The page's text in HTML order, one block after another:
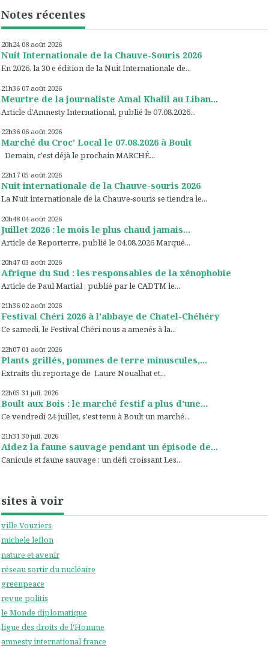
Notes récentes
20h24 08 août 2026
Nuit Internationale de la Chauve-Souris 2026
En 2026, la 30 e édition de la Nuit Internationale de...
21h36 07 août 2026
Meurtre de la journaliste Amal Khalil au Liban...
Article d’Amnesty International, publié le 07.08.2026...
22h36 06 août 2026
Marché du Croc' Local le 07.08.2026 à Boult
Demain, c'est déjà le prochain MARCHÉ...
22h17 05 août 2026
Nuit internationale de la Chauve-souris 2026
La Nuit internationale de la Chauve-souris se tiendra le...
20h48 04 août 2026
Juillet 2026 : le mois le plus chaud jamais...
Article de Reporterre, publié le 04.08.2026 Marqué...
20h47 03 août 2026
Afrique du Sud : les responsables de la xénophobie
Article de Paul Martial , publié par le CADTM le...
21h36 02 août 2026
Festival Chéri 2026 à l'abbaye de Chatel-Chéhéry
Ce samedi, le Festival Chéri nous a amenés à la...
22h07 01 août 2026
Plants grillés, pommes de terre minuscules,...
Extraits du reportage de Laure Noualhat et...
22h05 31 juil. 2026
Boult aux Bois : le marché festif a plus d'une...
Ce vendredi 24 juillet, s'est tenu à Boult un marché...
21h31 30 juil. 2026
Aidez la faune sauvage pendant un épisode de...
Canicule et faune sauvage : un défi croissant Les...
sites à voir
ville Vouziers
michele leflon
nature et avenir
réseau sortir du nucléaire
greenpeace
revue politis
le Monde diplomatique
ligue des droits de l'Homme
amnesty international france